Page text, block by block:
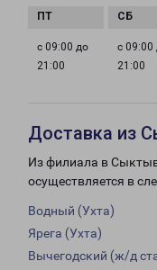
с 09:00 до
21:00
с 09:00
21:00
Доставка из
Из филиала в
осуществляется в
Водный (Ухта)
Ярега (Ухта)
Вычегодский (ж/д